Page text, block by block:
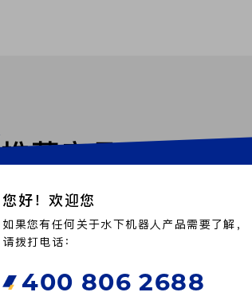
推荐产品
您好！欢迎您
如果您有任何关于水下机器人产品需要了解，
请拨打电话：
400 806 2688